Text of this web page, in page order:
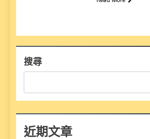
搜尋
近期文章